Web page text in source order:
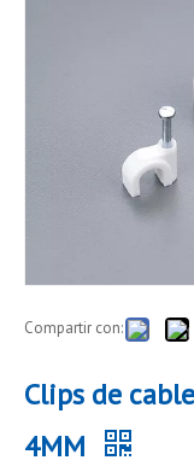
Compartir con:
Clips de
4MM